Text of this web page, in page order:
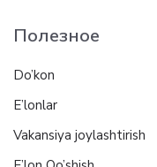
Полезное
Do’kon
E’lonlar
Vakansiya joylashtirish